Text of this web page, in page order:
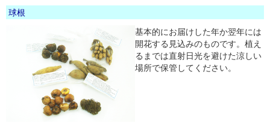
球根
基本的にお届けした年か翌年には
開花する見込みのものです。植え
るまでは直射日光を避けた涼しい
場所で保管してください。